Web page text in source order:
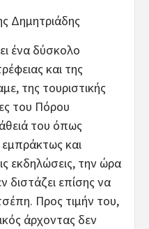
Δημητριάδης
ένα δύσκολο
και της
της τουριστικής
του Πόρου
του όπως
και
εκδηλώσεις, την ώρα
διστάζει επίσης να
Προς τιμήν του,
άρχοντας δεν